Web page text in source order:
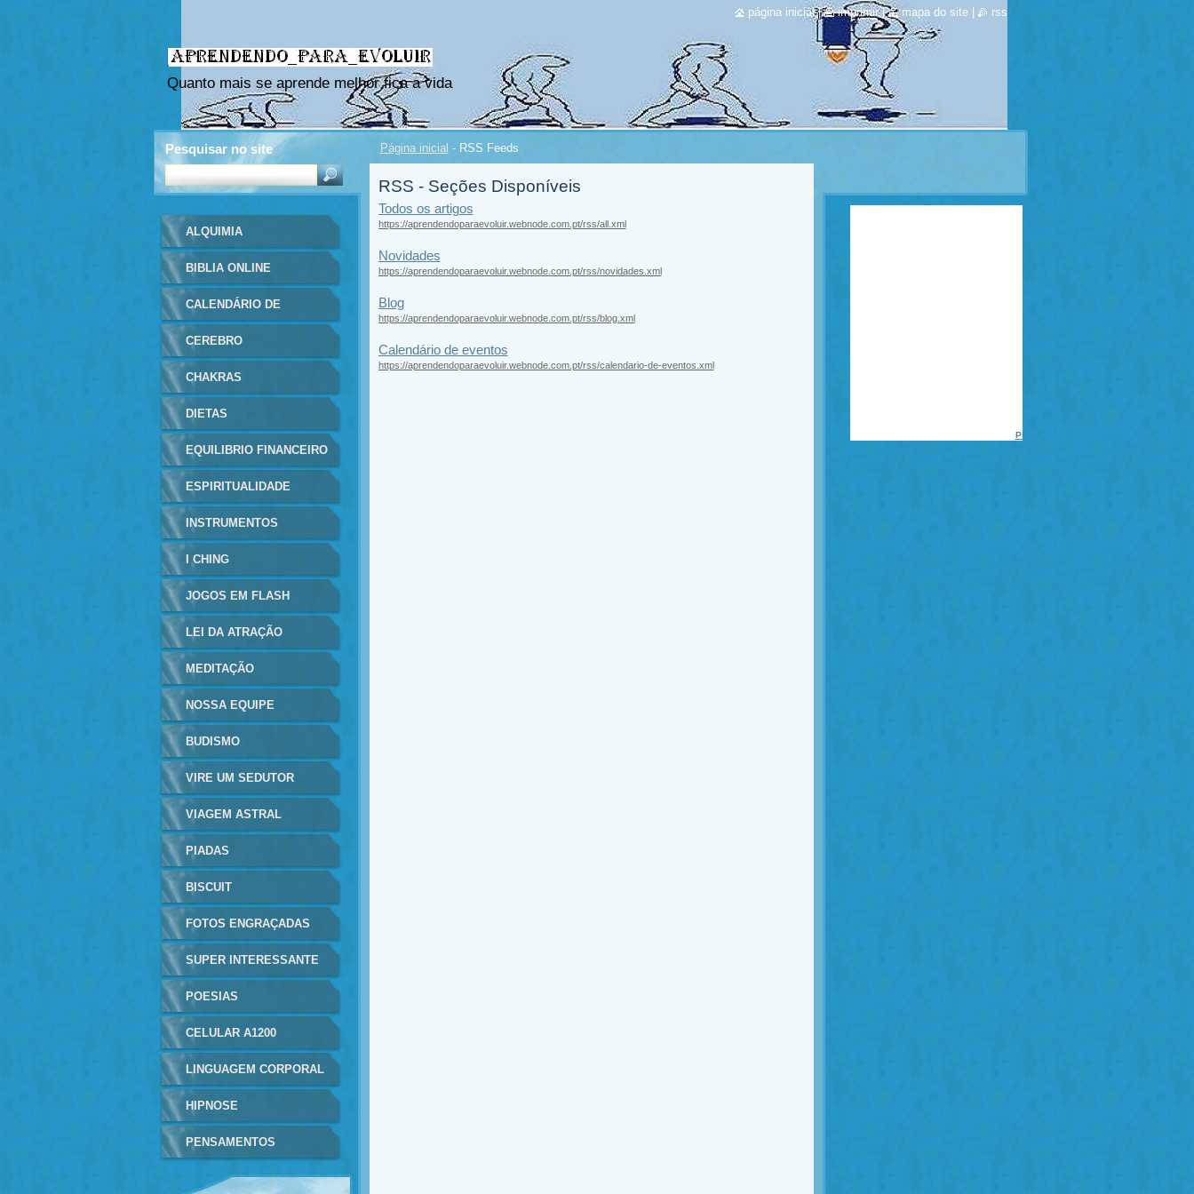
Quanto mais se aprende melhor fica a vida
Página inicial - RSS Feeds
RSS - Seções Disponíveis
Todos os artigos
https://aprendendoparaevoluir.webnode.com.pt/rss/all.xml
Novidades
https://aprendendoparaevoluir.webnode.com.pt/rss/novidades.xml
Blog
https://aprendendoparaevoluir.webnode.com.pt/rss/blog.xml
Calendário de eventos
https://aprendendoparaevoluir.webnode.com.pt/rss/calendario-de-eventos.xml
ALQUIMIA
BIBLIA ONLINE
CALENDÁRIO DE
EVENTOS
CEREBRO
CHAKRAS
DIETAS
EQUILIBRIO FINANCEIRO
ESPIRITUALIDADE
INSTRUMENTOS
MUSICAIS
I CHING
JOGOS EM FLASH
LEI DA ATRAÇÃO
MEDITAÇÃO
NOSSA EQUIPE
BUDISMO
VIRE UM SEDUTOR
VIAGEM ASTRAL
PIADAS
BISCUIT
FOTOS ENGRAÇADAS
SUPER INTERESSANTE
POESIAS
CELULAR A1200
LINGUAGEM CORPORAL
HIPNOSE
PENSAMENTOS
Piadas
Pesquisar no site
página inicial | imprimir | mapa do site rss